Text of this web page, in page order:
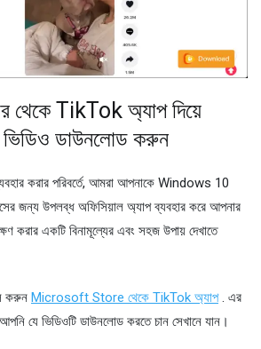
থেকে TikTok অ্যাপ দিয়ে
ডাউনলোড করুন
করার পরিবর্তে, আমরা আপনাকে Windows 10
জন্য উপলব্ধ অফিসিয়াল অ্যাপ ব্যবহার করে আপনার
করার একটি বিনামূল্যের এবং সহজ উপায় দেখাতে
করুন Microsoft Store থেকে TikTok অ্যাপ. এর
যে ভিডিওটি ডাউনলোড করতে চান সেখানে যান।